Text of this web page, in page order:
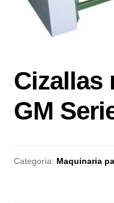
Cizallas
GM
Categoría: Maquinaria